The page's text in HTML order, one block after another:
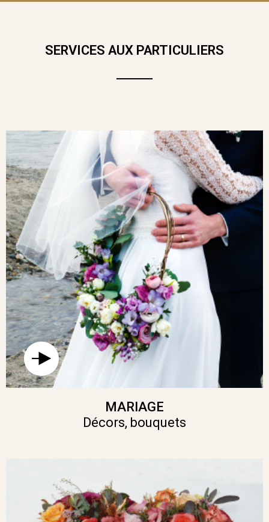
SERVICES AUX PARTICULIERS
MARIAGE
Décors, bouquets
OFFREZ VICTOR, LE PLUS DOUX DE
TOUS LES DOUDOUS ! CET ADORABLE
COMPAGNON DE 26 CM DE HAUT SERA
FAIRE CHAVIRER LE CŒUR DE PETITS
ET GRANDS !